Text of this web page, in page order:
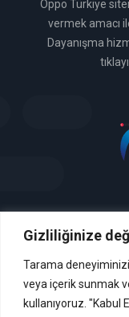
Gizliliğinize
Tarama
veya içerik sunmak
kullanıyoruz. "Kabul
Oppo Türkiye
vermek amacı
Dayanışma
Sitemiz uyar /
hizmetini
hukuka aykırı
nedenle,